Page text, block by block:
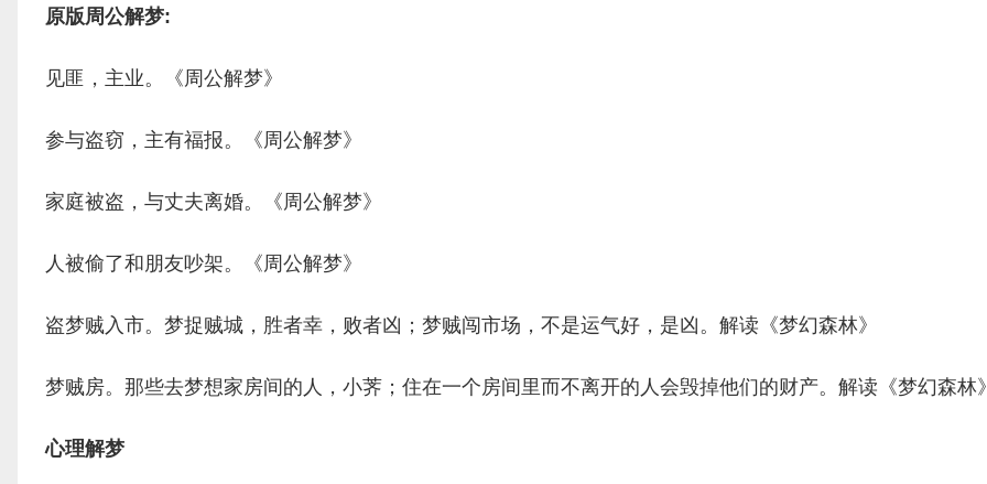
原版周公解梦:
见匪，主业。《周公解梦》
参与盗窃，主有福报。《周公解梦》
家庭被盗，与丈夫离婚。《周公解梦》
人被偷了和朋友吵架。《周公解梦》
盗梦贼入市。梦捉贼城，胜者幸，败者凶；梦贼闯市场，不是运气好，是凶。解读《梦幻森林》
梦贼房。那些去梦想家房间的人，小荠；住在一个房间里而不离开的人会毁掉他们的财产。解读《梦幻森林
心理解梦